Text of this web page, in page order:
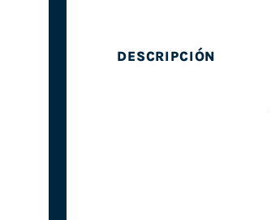
DESCRIPCIÓN